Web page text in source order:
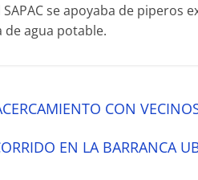
se apoyaba de
agua potable.
CON
EN LA BARRANCA